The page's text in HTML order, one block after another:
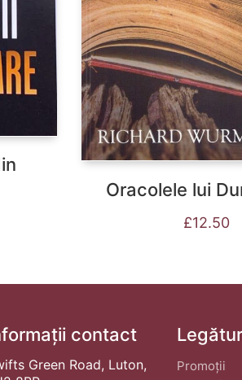
Oracolele lui
£12.50
contact
Green Road, Luton,
Promoții